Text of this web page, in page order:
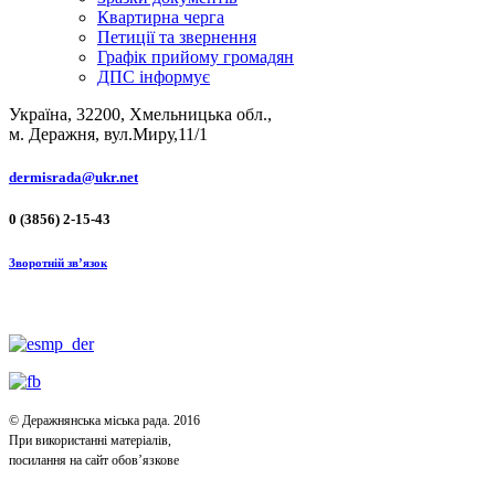
Квартирна черга
Петиції та звернення
Графік прийому громадян
ДПС інформує
Україна, 32200, Хмельницька обл.,
м. Деражня, вул.Миру,11/1
dermisrada@ukr.net
0 (3856) 2-15-43
Зворотній зв’язок
© Деражнянська міська рада. 2016
При використанні матеріалів,
посилання на сайт обов’язкове